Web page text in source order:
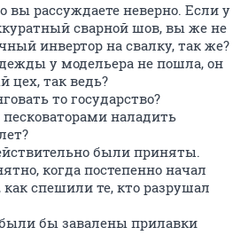
вы рассуждаете неверно. Если у
сварной шов, вы же не
инвертор на свалку, так же?
у модельера не пошла, он
цех, так ведь?
то государство?
наладить
были приняты.
когда постепенно начал
спешили те, кто разрушал
бы завалены прилавки